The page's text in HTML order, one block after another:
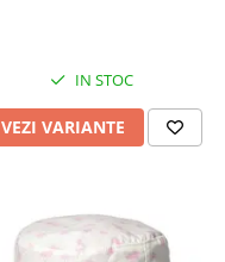
IN STOC
VEZI VARIANTE